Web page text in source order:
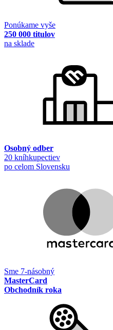
Ponúkame vyše
250 000 titulov
na sklade
Osobný odber
20 kníhkupectiev
po celom Slovensku
Sme 7-násobný
MasterCard
Obchodník roka